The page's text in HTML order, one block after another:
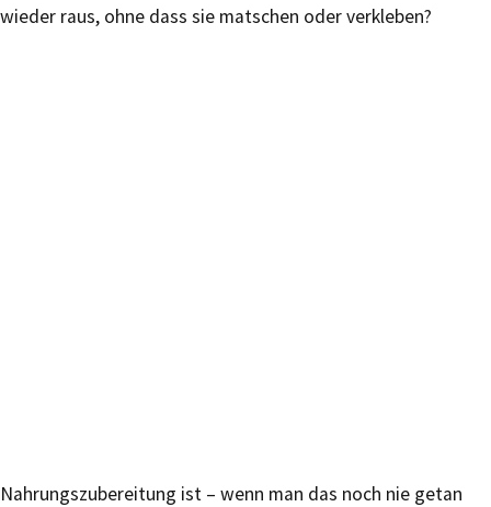
wieder raus, ohne dass sie matschen oder verkleben?
Nahrungszubereitung ist – wenn man das noch nie getan